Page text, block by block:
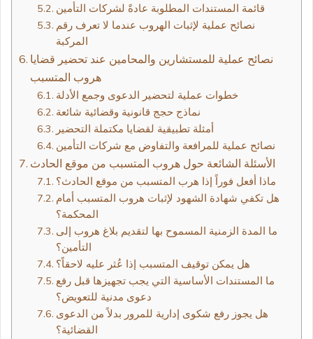
قائمة المستندات المطلوبة عادةً لشركات التأمين
نصائح عملية لإثبات الهروب عندما لا تعرف رقم
المركبة
نصائح عملية للمستشارين والمحامين عند تحضير قضايا
هروب المتسبب
خطوات عملية لتحضير الدعوى وجمع الأدلة
نماذج حجج قانونية وقضائية شائعة
أمثلة تطبيقية لقضايا مكتملة التحضير
نصائح عملية للمرافعة والتفاوض مع شركات التأمين
الأسئلة الشائعة حول هروب المتسبب من موقع الحادث
ماذا أفعل فوراً إذا هرب المتسبب من موقع الحادث؟
هل تكفي شهادة الشهود لإثبات هروب المتسبب أمام
المحكمة؟
ما المدة الزمنية المسموح بها لتقديم بلاغ هروب إلى
التأمين؟
هل يمكن توقيف المتسبب إذا عُثر عليه لاحقاً؟
ما المستندات الأساسية التي يجب تجهيزها قبل رفع
دعوى مدنية للتعويض؟
هل يجوز رفع شكوى إدارية للمرور بدلاً من الدعوى
القضائية؟